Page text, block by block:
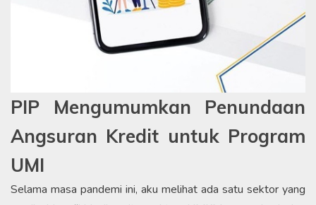
PIP Mengumumkan Penundaan
Angsuran Kredit untuk Program
UMI
Selama masa pandemi ini, aku melihat ada satu sektor yang